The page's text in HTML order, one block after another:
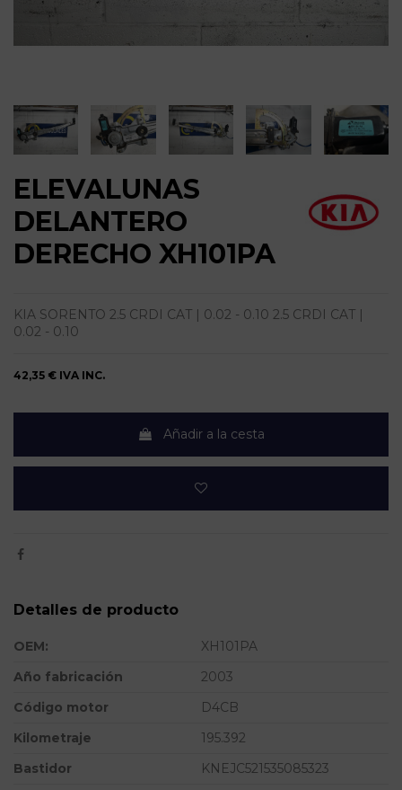
ELEVALUNAS
DELANTERO
DERECHO XH101PA
KIA SORENTO 2.5 CRDI CAT | 0.02 - 0.10 2.5 CRDI CAT |
0.02 - 0.10
42,35 € IVA INC.
Añadir a la cesta
Detalles de producto
OEM:
XH101PA
Año fabricación
2003
Código motor
D4CB
Kilometraje
195.392
Bastidor
KNEJC521535085323